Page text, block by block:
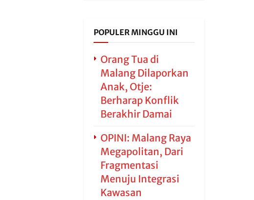
POPULER MINGGU INI
Orang Tua di
Malang Dilaporkan
Anak, Otje:
Berharap Konflik
Berakhir Damai
OPINI: Malang Raya
Megapolitan, Dari
Fragmentasi
Menuju Integrasi
Kawasan